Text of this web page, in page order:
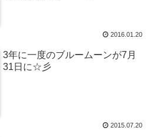
2016.01.20
3年に一度のブルームーンが7月
31日に☆彡
2015.07.20